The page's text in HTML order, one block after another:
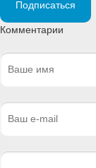
Подписаться
Комментарии